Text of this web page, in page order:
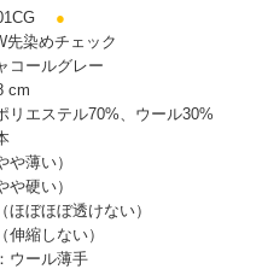
●
先染めチェック
コールグレー
cm
リエステル70%、ウール30%
や薄い）
や硬い）
ほぼほぼ透けない）
伸縮しない）
ウール薄手